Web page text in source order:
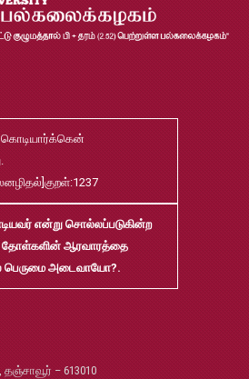
தேர்வு-முடிவுகள்-மே2026
பணித்-தேர்வு-முடிவுகள்-மே2026
Prospectus 2026-27
Chair-Fellowship-Temporary-Basis
கொடியார்க்கென்
என்று சொல்லப்படுகின்ற
தோள்களின் ஆரவாரத்தை
பெருமை அடைவாயோ?.
– 613010